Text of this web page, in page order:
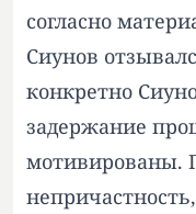
согласно
Сиунов
конкретно
задержание
мотивированы.